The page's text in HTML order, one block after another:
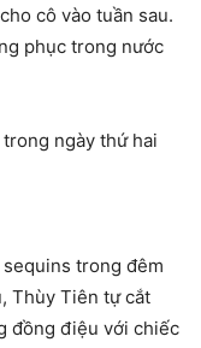
cô vào tuần sau.
phục trong nước
trong đêm
Thùy Tiên tự cắt
đồng điệu với chiếc